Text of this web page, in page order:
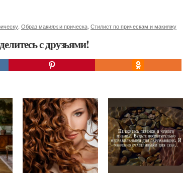
Образ макияж и прическа Стилист по прическам и макияжу
с друзьями!